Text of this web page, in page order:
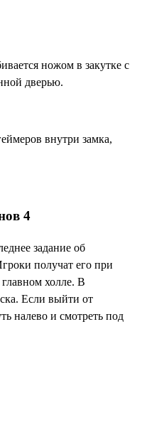
ножом в закутке с
дверью.
внутри замка,
4
задание об
получат его при
холле. В
Если выйти от
налево и смотреть под